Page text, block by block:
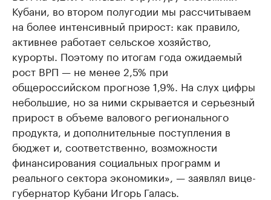
Кубани, во втором полугодии мы рассчитываем
на более интенсивный прирост: как правило,
активнее работает сельское хозяйство,
курорты. Поэтому по итогам года ожидаемый
рост ВРП — не менее 2,5% при
общероссийском прогнозе 1,9%. На слух цифры
небольшие, но за ними скрывается и серьезный
прирост в объеме валового регионального
продукта, и дополнительные поступления в
бюджет и, соответственно, возможности
финансирования социальных программ и
реального сектора экономики», — заявлял вице-
губернатор Кубани Игорь Галась.